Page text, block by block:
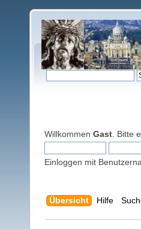
Willkommen Gast . Bitte
Einloggen mit
Übersicht Hilfe